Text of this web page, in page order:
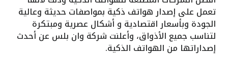
تعمل على إصدار هواتف ذكية بمواصفات حديثة وعالية
الجودة وبأسعار اقتصادية و أشكال عصرية ومبتكرة
لتناسب جميع الأذواق، وأعلنت شركة وان بلس عن أحدث
إصداراتها من الهواتف الذكية.